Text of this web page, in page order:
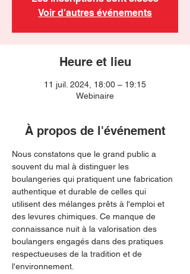
Voir d'autres événements
Heure et lieu
11 juil. 2024, 18:00 – 19:15
Webinaire
À propos de l'événement
Nous constatons que le grand public a
souvent du mal à distinguer les
boulangeries qui pratiquent une fabrication
authentique et durable de celles qui
utilisent des mélanges prêts à l'emploi et
des levures chimiques. Ce manque de
connaissance nuit à la valorisation des
boulangers engagés dans des pratiques
respectueuses de la tradition et de
l'environnement.